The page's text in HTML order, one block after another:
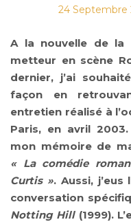
24 Septembre
A la nouvelle de la
metteur en scène
dernier, j’ai
façon en
entretien réalisé à
Paris, en avril
mon mémoire de
« La comédie
Curtis ». Aussi,
conversation
Notting Hill(1999).